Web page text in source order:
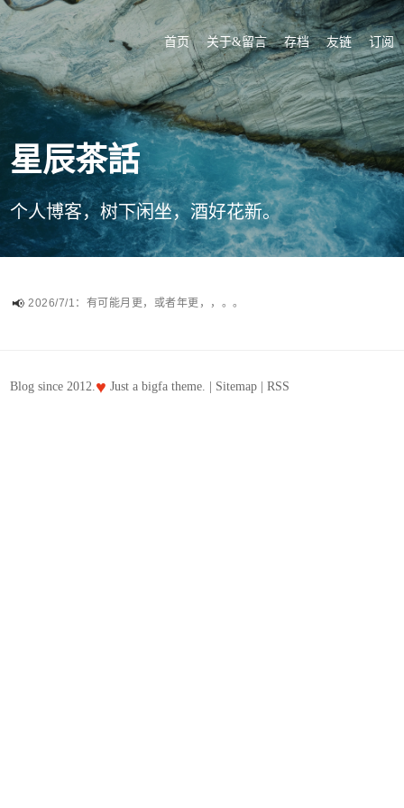
首页 关于&留言 存档 友链 订阅
星辰茶話
个人博客，树下闲坐，酒好花新。
2026/7/1：有可能月更，或者年更，，。。
Blog since 2012.♥ Just abigfa theme. | Sitemap |RSS